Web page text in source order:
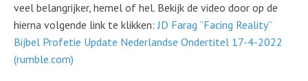
veel belangrijker, hemel of hel. Bekijk de video door op de
hierna volgende link te klikken:JD Farag “Facing Reality”
Bijbel Profetie Update Nederlandse Ondertitel 17-4-2022
(rumble.com)